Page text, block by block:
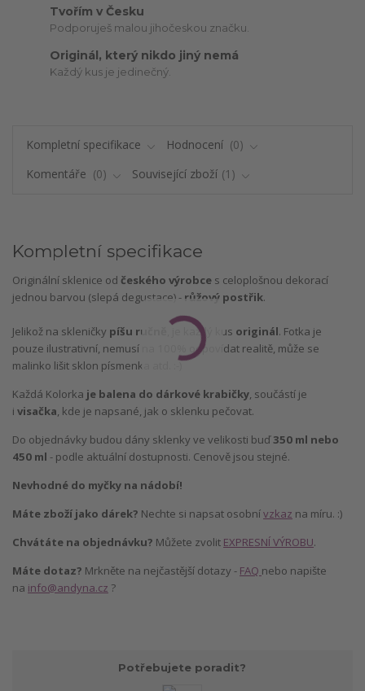
Tvořím v Česku
Podporuješ malou jihočeskou značku.
Originál, který nikdo jiný nemá
Každý kus je jedinečný.
Kompletní specifikace Hodnocení
0
Komentáře
0 Související zboží 1
Kompletní specifikace
Originální sklenice od českého výrobce s celoplošnou dekorací
jednou barvou (slepá degustace) - růžový postřik.
Jelikož na skleničky píšu ručně , je každý kus originál. Fotka je
pouze ilustrativní, nemusí na 100% odpovídat realitě, může se
malinko lišit sklon písmenka atd. :-)
Každá Kolorka je balena do dárkové krabičky, součástí je
i visačka, kde je napsané, jak o sklenku pečovat.
Do objednávky budou dány sklenky ve velikosti buď350 ml nebo
450 ml - podle aktuální dostupnosti. Cenově jsou stejné.
Nevhodné do myčky na nádobí!
Máte zboží jako dárek? Nechte si napsat osobnívzkaz na míru. :)
Chvátáte na objednávku? Můžete zvolit EXPRESNÍ VÝROBU.
Máte dotaz? Mrkněte na nejčastější dotazy - FAQ nebo napište
na info@andyna.cz ?
Potřebujete poradit?